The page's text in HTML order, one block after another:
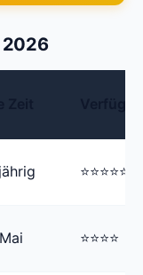
2026
⭐⭐⭐⭐⭐
⭐⭐⭐⭐